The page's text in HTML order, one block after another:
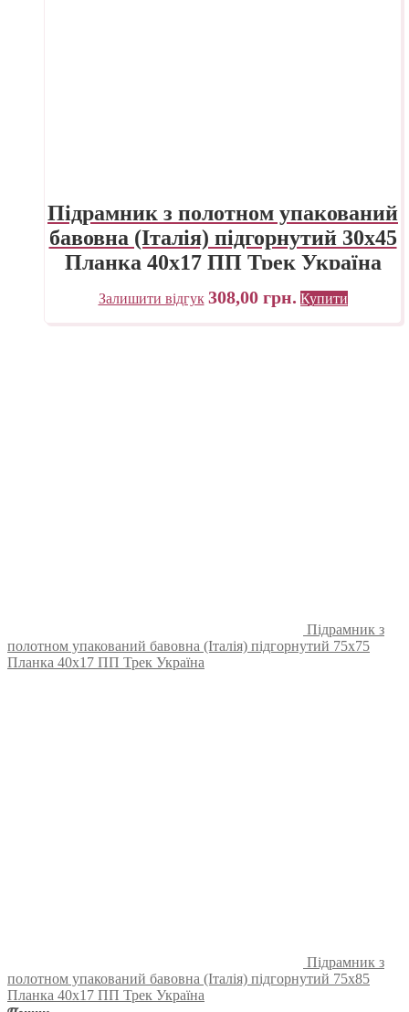
Підрамник з полотном упакований
бавовна (Італія) підгорнутий 30х45
Планка 40х17 ПП Трек Україна
Залишити відгук 308,00 грн. Купити
Підрамник з
полотном упакований бавовна (Італія) підгорнутий 75х75
Планка 40х17 ПП Трек Україна
Підрамник з
полотном упакований бавовна (Італія) підгорнутий 75х85
Планка 40х17 ПП Трек Україна